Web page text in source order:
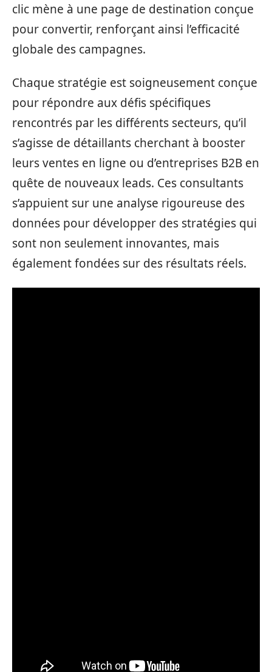
clic mène à une page de destination conçue
pour convertir, renforçant ainsi l’efficacité
globale des campagnes.
Chaque stratégie est soigneusement conçue
pour répondre aux défis spécifiques
rencontrés par les différents secteurs, qu’il
s’agisse de détaillants cherchant à booster
leurs ventes en ligne ou d’entreprises B2B en
quête de nouveaux leads. Ces consultants
s’appuient sur une analyse rigoureuse des
données pour développer des stratégies qui
sont non seulement innovantes, mais
également fondées sur des résultats réels.